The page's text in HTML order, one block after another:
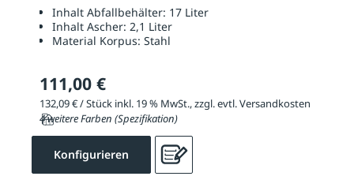
Inhalt Abfallbehälter: 17 Liter
Inhalt Ascher: 2,1 Liter
Material Korpus: Stahl
111,00 €
132,09 € / Stück inkl. 19 % MwSt., zzgl. evtl. Versandkosten
4 weitere Farben (Spezifikation)
Konfigurieren